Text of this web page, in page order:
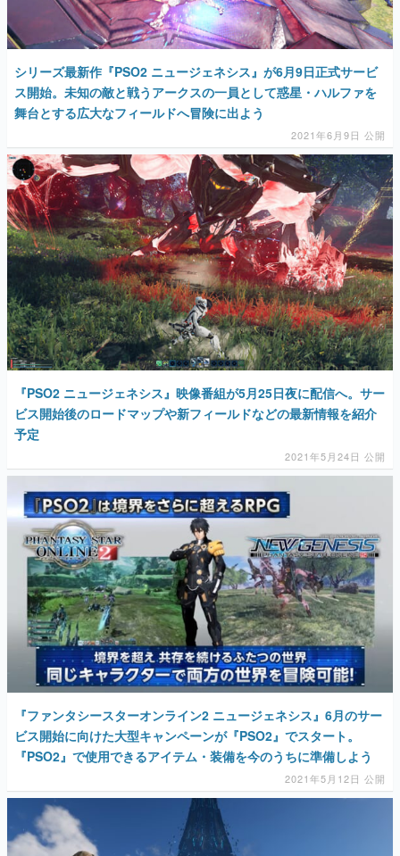
シリーズ最新作『PSO2 ニュージェネシス』が6月9日正式サービ
ス開始。未知の敵と戦うアークスの一員として惑星・ハルファを
舞台とする広大なフィールドへ冒険に出よう
2021年6月9日 公開
『PSO2 ニュージェネシス』映像番組が5月25日夜に配信へ。サー
ビス開始後のロードマップや新フィールドなどの最新情報を紹介
予定
2021年5月24日 公開
『ファンタシースターオンライン2 ニュージェネシス』6月のサー
ビス開始に向けた大型キャンペーンが『PSO2』でスタート。
『PSO2』で使用できるアイテム・装備を今のうちに準備しよう
2021年5月12日 公開